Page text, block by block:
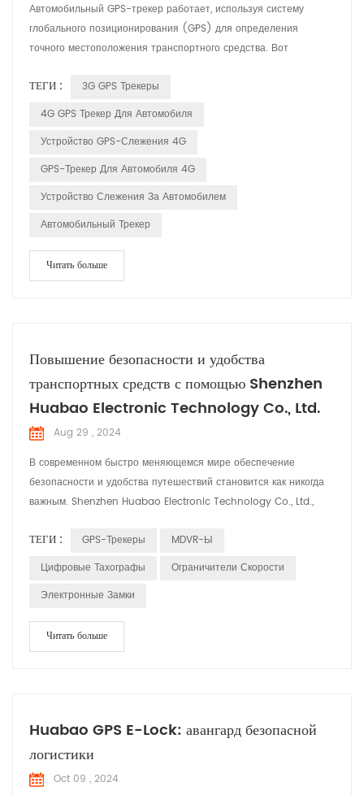
Автомобильный GPS-трекер работает, используя систему
глобального позиционирования (GPS) для определения
точного местоположения транспортного средства. Вот
Система опирается на сеть спутников, вращающихся вокруг
Земли. Эти спутники постоянно передают сигналы, которые
Прием сигналов...
ТЕГИ :
3G GPS Трекеры
4G GPS Трекер Для Автомобиля
Устройство GPS-Слежения 4G
GPS-Трекер Для Автомобиля 4G
Устройство Слежения За Автомобилем
Автомобильный Трекер
Читать больше
Повышение безопасности и удобства
транспортных средств с помощью Shenzhen
Huabao Electronic Technology Co., Ltd.
Aug 29 , 2024
В современном быстро меняющемся мире обеспечение
безопасности и удобства путешествий становится как никогда
важным. Shenzhen Huabao Electronic Technology Co., Ltd.,
Благодаря мощной команде из более чем 350 сотрудников, в
том числе 100 преданных своему делу инженеров по
границы иннова...
ТЕГИ : GPS-Трекеры
MDVR-Ы
Цифровые Тахографы
Ограничители Скорости
Электронные Замки
Читать больше
Huabao GPS E-Lock: авангард безопасной
логистики
Oct 09 , 2024